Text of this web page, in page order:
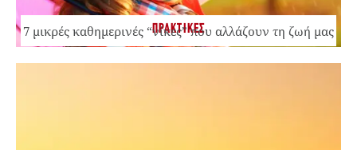
ΠΡΑΚΤΙΚΕΣ
7 μικρές καθημερινές “νίκες” που αλλάζουν τη ζωή μας